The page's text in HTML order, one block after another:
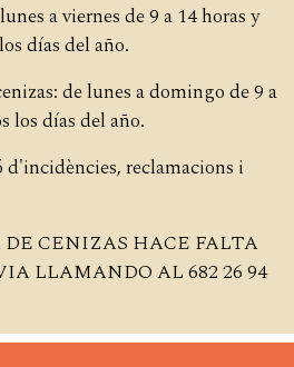
a viernes de 9 a 14 horas y
días del año.
de lunes a domingo de 9 a
los días del año.
d'incidències, reclamacions i
DE CENIZAS HACE FALTA
LLAMANDO AL 682 26 94